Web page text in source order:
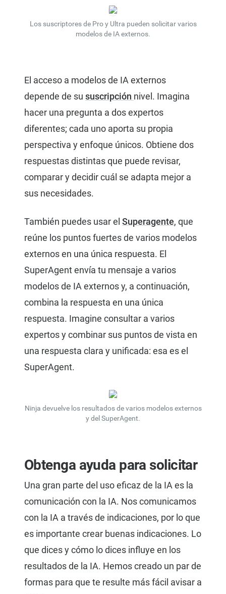
Los suscriptores de Pro y Ultra pueden solicitar varios
modelos de IA externos.
El acceso a modelos de IA externos
depende de su suscripción nivel. Imagina
hacer una pregunta a dos expertos
diferentes; cada uno aporta su propia
perspectiva y enfoque únicos. Obtiene dos
respuestas distintas que puede revisar,
comparar y decidir cuál se adapta mejor a
sus necesidades.
También puedes usar el Superagente, que
reúne los puntos fuertes de varios modelos
externos en una única respuesta. El
SuperAgent envía tu mensaje a varios
modelos de IA externos y, a continuación,
combina la respuesta en una única
respuesta. Imagine consultar a varios
expertos y combinar sus puntos de vista en
una respuesta clara y unificada: esa es el
SuperAgent.
Ninja devuelve los resultados de varios modelos externos
y del SuperAgent.
Obtenga ayuda para solicitar
Una gran parte del uso eficaz de la IA es la
comunicación con la IA. Nos comunicamos
con la IA a través de indicaciones, por lo que
es importante crear buenas indicaciones. Lo
que dices y cómo lo dices influye en los
resultados de la IA. Hemos creado un par de
formas para que te resulte más fácil avisar a